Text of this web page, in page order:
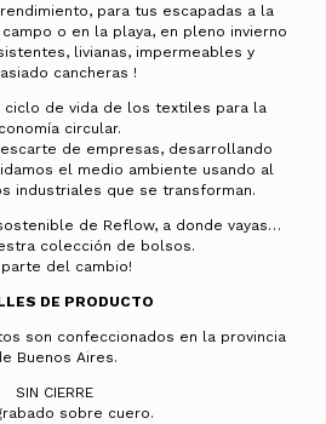
para tus escapadas a la
o en la playa, en pleno invierno
livianas, impermeables y
cancheras !
ciclo de vida de los textiles para la
circular.
de empresas, desarrollando
el medio ambiente usando al
industriales que se transforman.
de Reflow, a donde vayas…
colección de bolsos.
parte del cambio!
DE PRODUCTO
son confeccionados en la provincia
Buenos Aires.
SIN CIERRE
sobre cuero.